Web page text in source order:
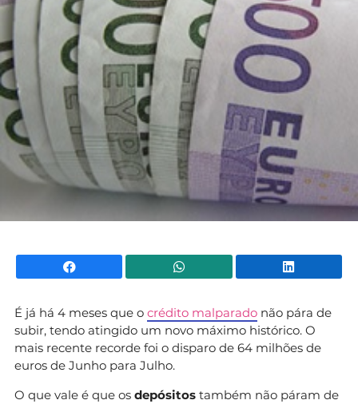
Facebook WhatsApp
É já há 4 meses que o crédito malparado não pára de
subir, tendo atingido um novo máximo histórico. O
mais recente recorde foi o disparo de 64 milhões de
euros de Junho para Julho.
O que vale é que os depósitos também não páram de